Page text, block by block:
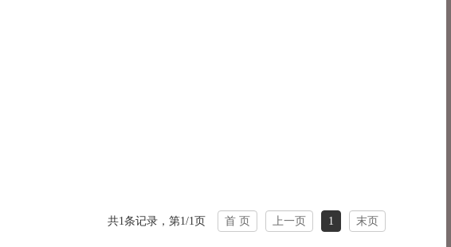
共1条记录，第1/1页 首 页 上一页 1 末页